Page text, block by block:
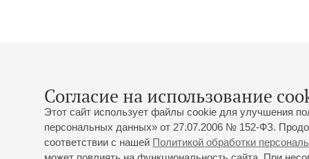
Согласие на использование
Этот сайт использует файлы cookie для улучшения
персональных данных» от 27.07.2006 № 152-ФЗ.
соответствии с нашей Политикой обработки